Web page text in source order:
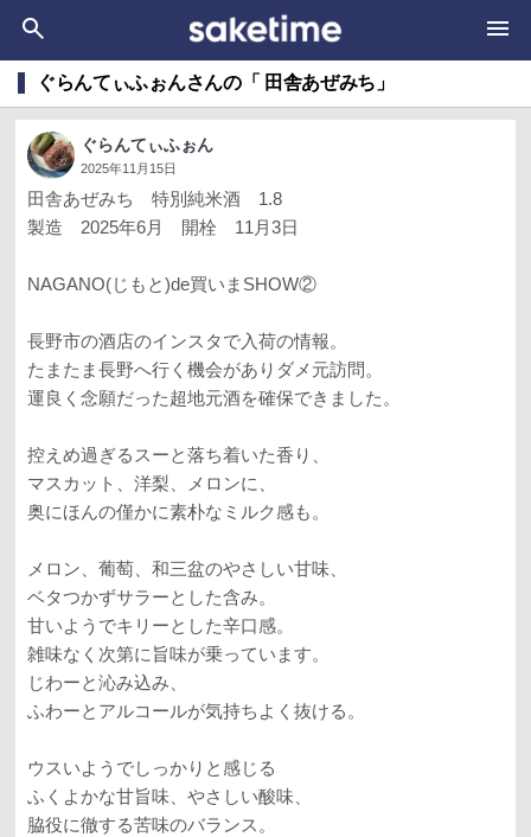
ぐらんてぃふぉんさんの「 田舎あぜみち」
ぐらんてぃふぉん
2025年11月15日
田舎あぜみち 特別純米酒 1.8
製造 2025年6月 開栓 11月3日
NAGANO(じもと)de買いまSHOW②
長野市の酒店のインスタで入荷の情報。
たまたま長野へ行く機会がありダメ元訪問。
運良く念願だった超地元酒を確保できました。
控えめ過ぎるスーと落ち着いた香り、
マスカット、洋梨、メロンに、
奥にほんの僅かに素朴なミルク感も。
メロン、葡萄、和三盆のやさしい甘味、
ベタつかずサラーとした含み。
甘いようでキリーとした辛口感。
雑味なく次第に旨味が乗っています。
じわーと沁み込み、
ふわーとアルコールが気持ちよく抜ける。
ウスいようでしっかりと感じる
ふくよかな甘旨味、やさしい酸味、
脇役に徹する苦味のバランス。